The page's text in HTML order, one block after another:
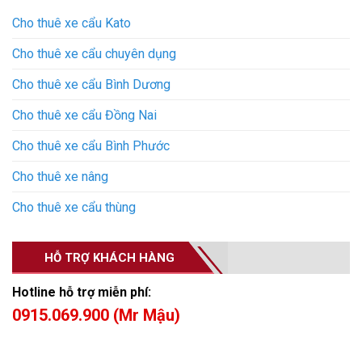
Cho thuê xe cẩu Kato
Cho thuê xe cẩu chuyên dụng
Cho thuê xe cẩu Bình Dương
Cho thuê xe cẩu Đồng Nai
Cho thuê xe cẩu Bình Phước
Cho thuê xe nâng
Cho thuê xe cẩu thùng
HỖ TRỢ KHÁCH HÀNG
Hotline hỗ trợ miễn phí:
0915.069.900 (Mr Mậu)